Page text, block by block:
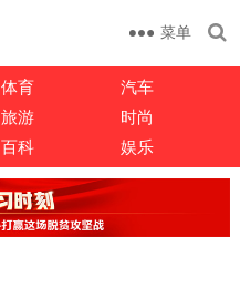
菜单
体育
汽车
旅游
时尚
百科 娱乐